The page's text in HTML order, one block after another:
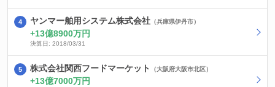
ヤンマー舶用システム株式会社 （兵庫県伊丹市）
13億8900万円
決算日: 2018/03/31
株式会社関西フードマーケット （大阪府大阪市北区）
13億7000万円